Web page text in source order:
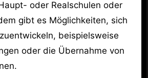
oder Realschulen oder
gibt es Möglichkeiten, sich
beispielsweise
oder die Übernahme von